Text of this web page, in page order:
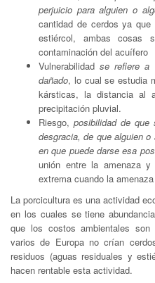
perjuicio para alguien o
cantidad de cerdos ya
estiércol, ambas cosas
contaminación del acuífero
Vulnerabilidadse refiere a
dañado, lo cual se estudia
kársticas, la distancia al
precipitación pluvial.
Riesgo, posibilidad de que
desgracia, de que alguien
en que puede darse esa
unión entre la amenaza
extrema cuando la
La porcicultura es una actividad
en los cuales se tiene
que los costos ambientales
varios de Europa no crían
residuos (aguas residuales y
hacen rentable esta actividad.